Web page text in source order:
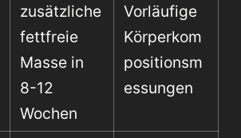
zusätzliche
fettfreie
Masse in
8-12
Wochen
Vorläufige
Körperkom
positionsm
essungen